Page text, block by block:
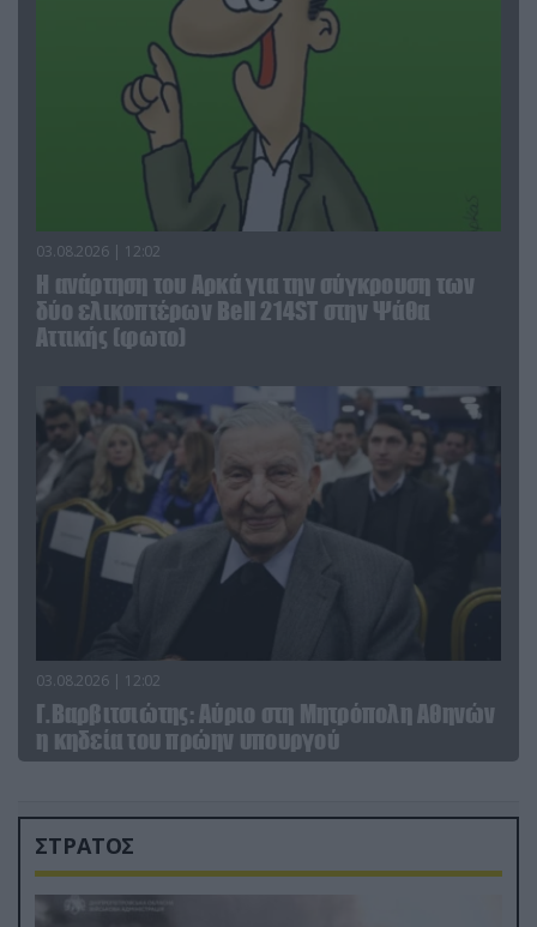
03.08.2026 | 12:02
Η ανάρτηση του Αρκά για την σύγκρουση των
δύο ελικοπτέρων Bell 214ST στην Ψάθα
Αττικής (φωτο)
03.08.2026 | 12:02
Γ.Βαρβιτσιώτης: Aύριο στη Μητρόπολη Αθηνών
η κηδεία του πρώην υπουργού
ΣΤΡΑΤΟΣ